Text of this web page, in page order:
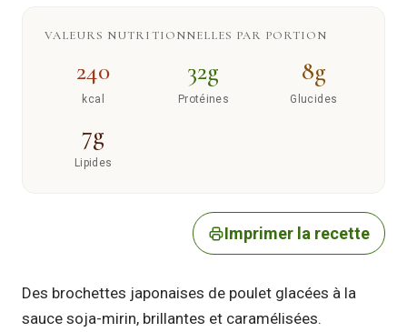
VALEURS NUTRITIONNELLES PAR PORTION
240
kcal
32g
Protéines
8g
Glucides
7g
Lipides
Imprimer la recette
Des brochettes japonaises de poulet glacées à la
sauce soja-mirin, brillantes et caramélisées.